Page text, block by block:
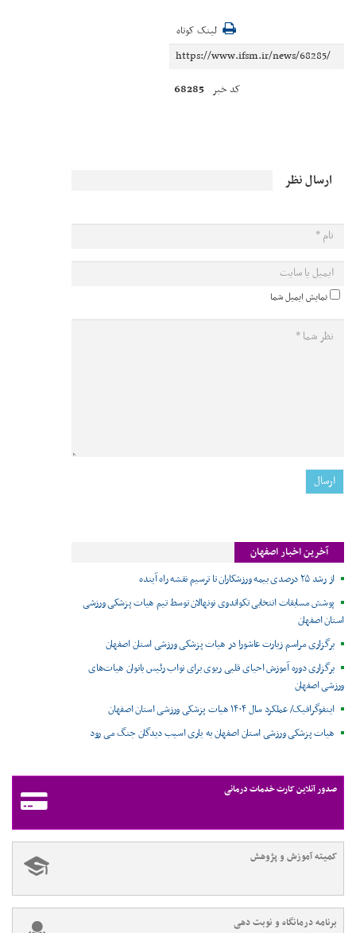
لینک کوتاه
کد خبر 68285
ارسال نظر
نمایش ایمیل شما
آخرین اخبار اصفهان
از رشد ۲۵ درصدی بیمه ورزشکاران تا ترسیم نقشه راه آینده
پوشش مسابقات انتخابی تکواندوی نونهالان توسط تیم هیات پزشکی ورزشی
استان اصفهان
برگزاری مراسم زیارت عاشورا در هیات پزشکی ورزشی استان اصفهان
برگزاری دوره آموزش احیای قلبی ریوی برای نواب رئیس بانوان هیات‌های
ورزشی اصفهان
اینفوگرافیک/ عملکرد سال ۱۴۰۴ هیات پزشکی ورزشی استان اصفهان
هیات پزشکی ورزشی استان اصفهان به یاری اسیب دیدگان جنگ می رود
صدور آنلاین کارت خدمات درمانی
کمیته آموزش و پژوهش
برنامه درمانگاه و نوبت دهی